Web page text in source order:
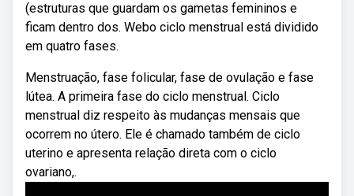
(estruturas que guardam os gametas femininos e
ficam dentro dos. Webo ciclo menstrual está dividido
em quatro fases.
Menstruação, fase folicular, fase de ovulação e fase
lútea. A primeira fase do ciclo menstrual. Ciclo
menstrual diz respeito às mudanças mensais que
ocorrem no útero. Ele é chamado também de ciclo
uterino e apresenta relação direta com o ciclo
ovariano,.